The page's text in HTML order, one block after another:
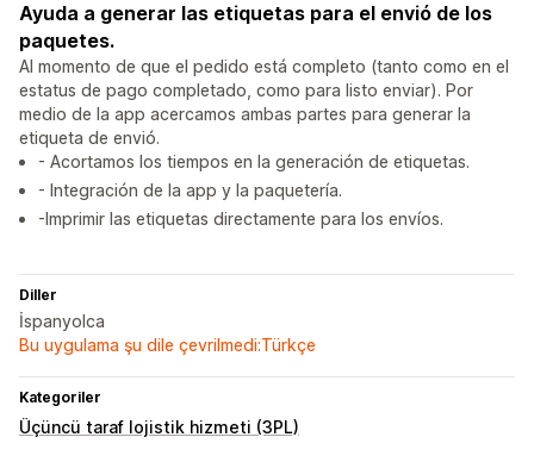
Ayuda a generar las etiquetas para el envió de los
paquetes.
Al momento de que el pedido está completo (tanto como en el
estatus de pago completado, como para listo enviar). Por
medio de la app acercamos ambas partes para generar la
etiqueta de envió.
- Acortamos los tiempos en la generación de etiquetas.
- Integración de la app y la paquetería.
-Imprimir las etiquetas directamente para los envíos.
Diller
İspanyolca
Bu uygulama şu dile çevrilmedi:Türkçe
Kategoriler
Üçüncü taraf lojistik hizmeti (3PL)